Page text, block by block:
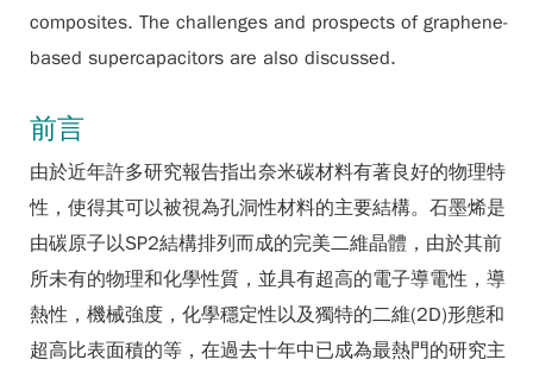
composites. The challenges and prospects of graphene-
based supercapacitors are also discussed.
前言
由於近年許多研究報告指出奈米碳材料有著良好的物理特
性，使得其可以被視為孔洞性材料的主要結構。石墨烯是
由碳原子以SP2結構排列而成的完美二維晶體，由於其前
所未有的物理和化學性質，並具有超高的電子導電性，導
熱性，機械強度，化學穩定性以及獨特的二維(2D)形態和
超高比表面積的等，在過去十年中已成為最熱門的研究主